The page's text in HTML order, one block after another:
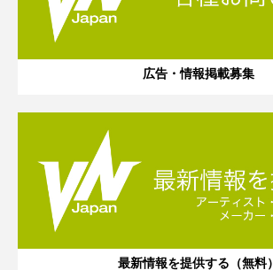
広告・情報掲載募集
最新情報を提供する（無料）